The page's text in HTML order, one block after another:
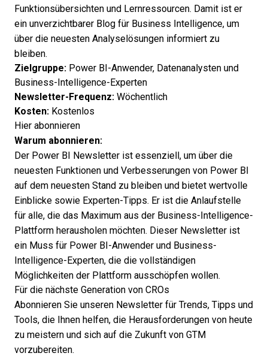
Funktionsübersichten und Lernressourcen. Damit ist er
ein unverzichtbarer Blog für Business Intelligence, um
über die neuesten Analyselösungen informiert zu
bleiben.
Zielgruppe: Power BI-Anwender, Datenanalysten und
Business-Intelligence-Experten
Newsletter-Frequenz: Wöchentlich
Kosten: Kostenlos
Hier abonnieren
Warum abonnieren:
Der Power BI Newsletter ist essenziell, um über die
neuesten Funktionen und Verbesserungen von Power BI
auf dem neuesten Stand zu bleiben und bietet wertvolle
Einblicke sowie Experten-Tipps. Er ist die Anlaufstelle
für alle, die das Maximum aus der Business-Intelligence-
Plattform herausholen möchten. Dieser Newsletter ist
ein Muss für Power BI-Anwender und Business-
Intelligence-Experten, die die vollständigen
Möglichkeiten der Plattform ausschöpfen wollen.
Für die nächste Generation von CROs
Abonnieren Sie unseren Newsletter für Trends, Tipps und
Tools, die Ihnen helfen, die Herausforderungen von heute
zu meistern und sich auf die Zukunft von GTM
vorzubereiten.